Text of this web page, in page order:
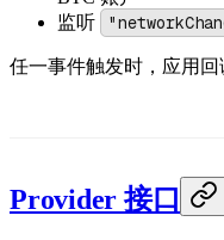
监听
任一事件触发时，应用回
Provider 接口